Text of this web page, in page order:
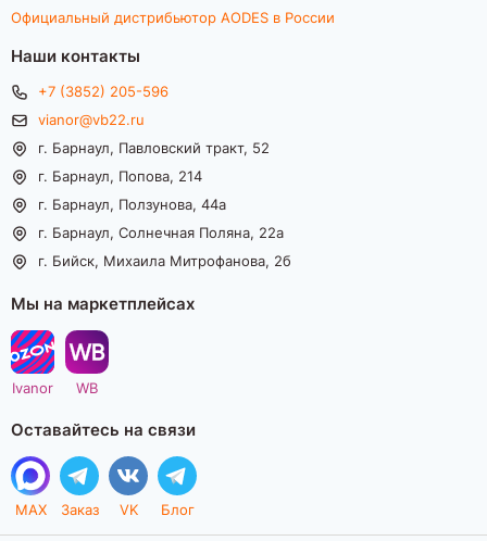
Официальный дистрибьютор AODES в России
Наши контакты
+7 (3852) 205-596
vianor@vb22.ru
г. Барнаул, Павловский тракт, 52
г. Барнаул, Попова, 214
г. Барнаул, Ползунова, 44а
г. Барнаул, Солнечная Поляна, 22а
г. Бийск, Михаила Митрофанова, 2б
Мы на маркетплейсах
Ivanor WB
Оставайтесь на связи
MAX Заказ VK Блог